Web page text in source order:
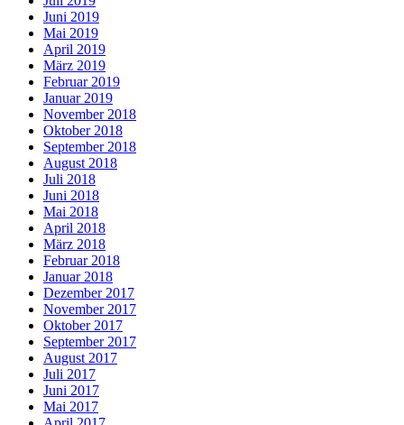
Juni 2019
Mai 2019
April 2019
März 2019
Februar 2019
Januar 2019
November 2018
Oktober 2018
September 2018
August 2018
Juli 2018
Juni 2018
Mai 2018
April 2018
März 2018
Februar 2018
Januar 2018
Dezember 2017
November 2017
Oktober 2017
September 2017
August 2017
Juli 2017
Juni 2017
Mai 2017